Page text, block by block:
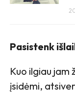
Pasistenk
Kuo ilgiau jam
įsidėmi,